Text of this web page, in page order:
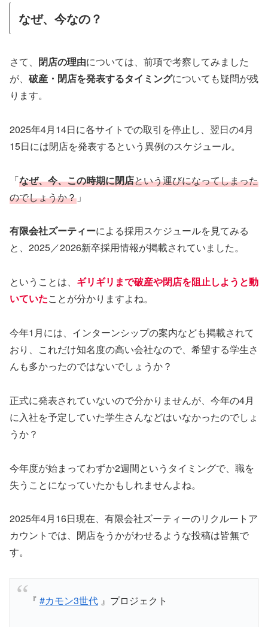
なぜ、今なの？
さて、 閉店の理由については、前項で考察してみました
が、 破産・閉店を発表するタイミングについても疑問が残
ります。
2025年4月14日に各サイトでの取引を停止し、翌日の4月
15日には閉店を発表するという異例のスケジュール。
「なぜ、今、この時期に閉店という運びになってしまった
のでしょうか？ 」
有限会社ズーティーによる採用スケジュールを見てみる
と、2025／2026新卒採用情報が掲載されていました。
ということは、 ギリギリまで破産や閉店を阻止しようと動
いていたことが分かりますよね。
今年1月には、インターンシップの案内なども掲載されて
おり、これだけ知名度の高い会社なので、希望する学生さ
んも多かったのではないでしょうか？
正式に発表されていないので分かりませんが、今年の4月
に入社を予定していた学生さんなどはいなかったのでしょ
うか？
今年度が始まってわずか2週間というタイミングで、職を
失うことになっていたかもしれませんよね。
2025年4月16日現在、有限会社ズーティーのリクルートア
カウントでは、閉店をうかがわせるような投稿は皆無で
す。
『 #カモン3世代』プロジェクト